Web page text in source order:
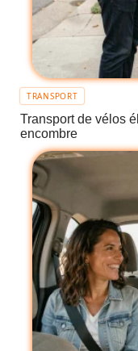
TRANSPORT
Transport de vélos
encombre